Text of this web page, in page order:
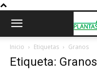
Inicio Etiquetas Granos
Etiqueta: Granos